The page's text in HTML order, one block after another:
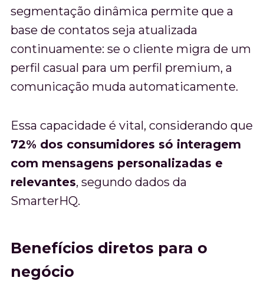
segmentação dinâmica permite que a
base de contatos seja atualizada
continuamente: se o cliente migra de um
perfil casual para um perfil premium, a
comunicação muda automaticamente.
Essa capacidade é vital, considerando que
72% dos consumidores só interagem
com mensagens personalizadas e
relevantes, segundo dados da
SmarterHQ.
Benefícios diretos para o
negócio